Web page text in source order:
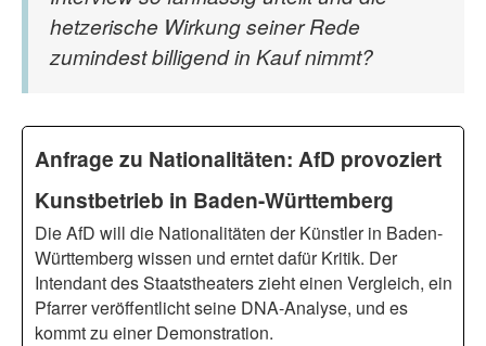
hetzerische Wirkung seiner Rede
zumindest billigend in Kauf nimmt?
Anfrage zu Nationalitäten: AfD provoziert
Kunstbetrieb in Baden-Württemberg
Die AfD will die Nationalitäten der Künstler in Baden-
Württemberg wissen und erntet dafür Kritik. Der
Intendant des Staatstheaters zieht einen Vergleich, ein
Pfarrer veröffentlicht seine DNA-Analyse, und es
kommt zu einer Demonstration.